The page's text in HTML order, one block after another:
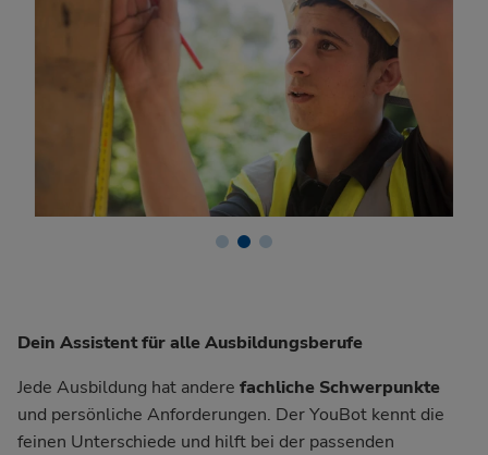
Dein Assistent für alle Ausbildungsberufe
Jede Ausbildung hat andere fachliche Schwerpunkte
und persönliche Anforderungen. Der YouBot kennt die
feinen Unterschiede und hilft bei der passenden